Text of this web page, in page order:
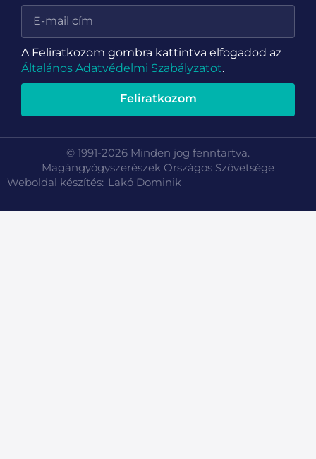
A Feliratkozom gombra kattintva elfogadod az
Általános Adatvédelmi Szabályzatot.
Feliratkozom
© 1991-2026 Minden jog fenntartva.
Magángyógyszerészek Országos Szövetsége
Weboldal készítés: Lakó Dominik